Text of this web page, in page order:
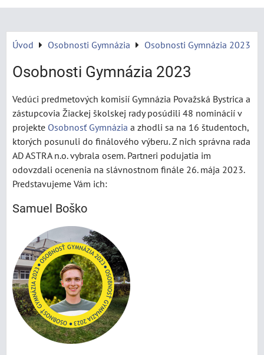
Úvod Osobnosti Gymnázia Osobnosti Gymnázia 2023
Osobnosti Gymnázia 2023
Vedúci predmetových komisií Gymnázia Považská Bystrica a
zástupcovia Žiackej školskej rady posúdili 48 nominácií v
projekte Osobnosť Gymnázia a zhodli sa na 16 študentoch,
ktorých posunuli do finálového výberu. Z nich správna rada
AD ASTRA n.o. vybrala osem. Partneri podujatia im
odovzdali ocenenia na slávnostnom finále 26. mája 2023.
Predstavujeme Vám ich:
Samuel Boško